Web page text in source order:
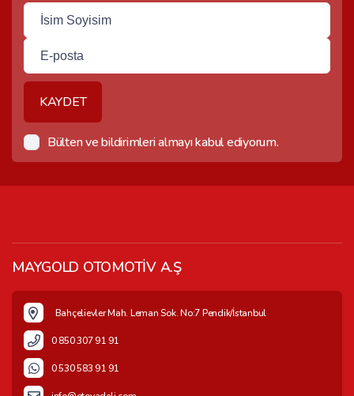
KAYDET
Bülten ve bildirimleri almayı kabul ediyorum.
MAYGOLD OTOMOTİV A.Ş
Bahçelievler Mah. Leman Sok. No:7 Pendik/İstanbul
0 850 307 91 91
0 530 583 91 91